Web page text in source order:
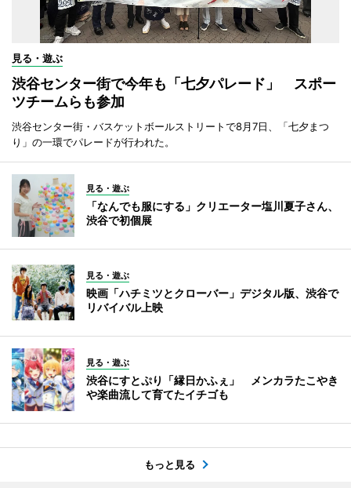
見る・遊ぶ
渋谷センター街で今年も「七夕パレード」 スポー
ツチームらも参加
渋谷センター街・バスケットボールストリートで8月7日、「七夕まつ
り」の一環でパレードが行われた。
見る・遊ぶ
「なんでも服にする」クリエーター塩川夏子さん、
渋谷で初個展
見る・遊ぶ
映画「ハチミツとクローバー」デジタル版、渋谷で
リバイバル上映
見る・遊ぶ
渋谷にすとぷり「縁日かふぇ」 メンカラたこやき
や楽曲流して育てたイチゴも
もっと見る